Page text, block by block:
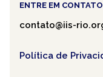
ENTRE EM CONTATO
contato@iis-
Política de